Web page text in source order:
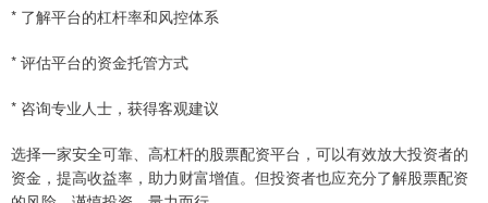
* 了解平台的杠杆率和风控体系
* 评估平台的资金托管方式
* 咨询专业人士，获得客观建议
选择一家安全可靠、高杠杆的股票配资平台，可以有效放大投资者的
资金，提高收益率，助力财富增值。但投资者也应充分了解股票配资